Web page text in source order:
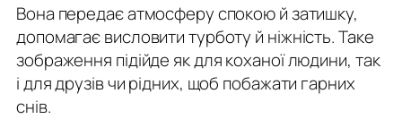
Вона передає атмосферу спокою й затишку,
допомагає висловити турботу й ніжність. Таке
зображення підійде як для коханої людини, так
і для друзів чи рідних, щоб побажати гарних
снів.